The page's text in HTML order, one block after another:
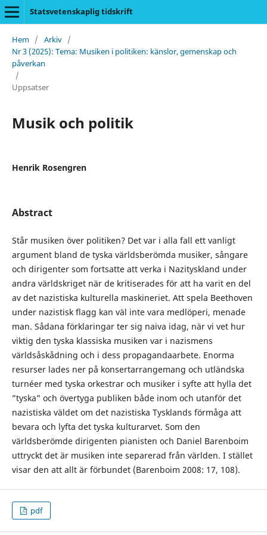
Statsvetenskaplig tidskrift
Hem / Arkiv /
Nr 3 (2025): Tema: Musiken i politiken: känslor, gemenskap och
påverkan
/
Uppsatser
Musik och politik
Henrik Rosengren
Abstract
Står musiken över politiken? Det var i alla fall ett vanligt
argument bland de tyska världsberömda musiker, sångare
och dirigenter som fortsatte att verka i Nazityskland under
andra världskriget när de kritiserades för att ha varit en del
av det nazistiska kulturella maskineriet. Att spela Beethoven
under nazistisk flagg kan väl inte vara medlöperi, menade
man. Sådana förklaringar ter sig naiva idag, när vi vet hur
viktig den tyska klassiska musiken var i nazismens
världsåskådning och i dess propagandaarbete. Enorma
resurser lades ner på konsertarrangemang och utländska
turnéer med tyska orkestrar och musiker i syfte att hylla det
”tyska” och övertyga publiken både inom och utanför det
nazistiska väldet om det nazistiska Tysklands förmåga att
bevara och lyfta det tyska kulturarvet. Som den
världsberömde dirigenten pianisten och Daniel Barenboim
uttryckt det är musiken inte separerad från världen. I stället
visar den att allt är förbundet (Barenboim 2008: 17, 108).
pdf